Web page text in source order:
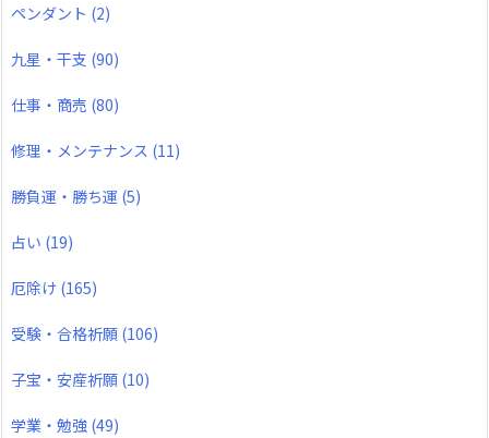
ペンダント (2)
九星・干支 (90)
仕事・商売 (80)
修理・メンテナンス (11)
勝負運・勝ち運 (5)
占い (19)
厄除け (165)
受験・合格祈願 (106)
子宝・安産祈願 (10)
学業・勉強 (49)